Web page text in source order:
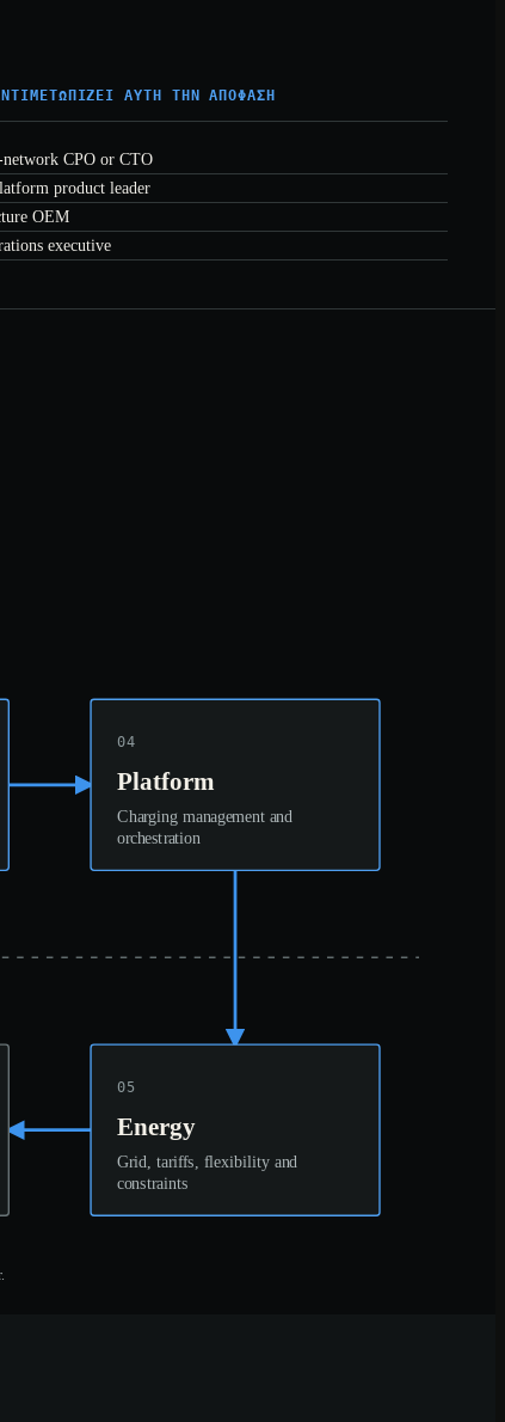
ΑΥΤΉ ΤΗΝ ΑΠΌΦΑΣΗ
CPO or CTO
product leader
OEM
executive
04
Platform
Charging management and
orchestration
05
Energy
Grid, tariffs, flexibility and
constraints